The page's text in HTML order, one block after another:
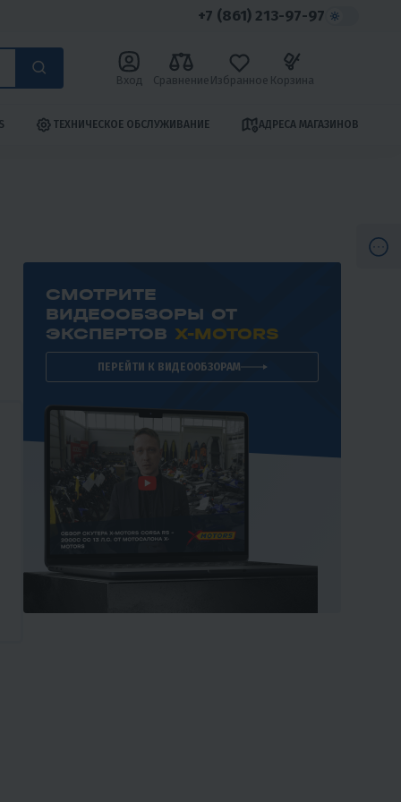
+7 (861) 213-97-97
Вход Сравнение Избранное Корзина
ТЕХНИЧЕСКОЕ ОБСЛУЖИВАНИЕ АДРЕСА МАГАЗИНОВ
СМОТРИТЕ
ВИДЕООБЗОРЫ ОТ
ЭКСПЕРТОВ X-MOTORS
ПЕРЕЙТИ К ВИДЕООБЗОРАМ